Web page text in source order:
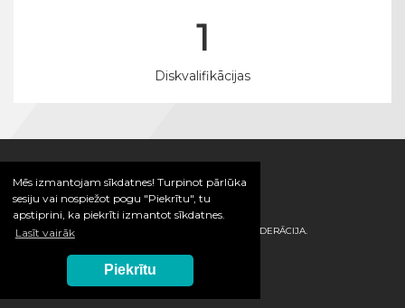
Mēs izmantojam sīkdatnes! Turpinot pārlūka
sesiju vai nospiežot pogu "Piekrītu", tu
apstiprini, ka piekrīti izmantot sīkdatnes.
Lasīt vairāk
Piekrītu
1
Diskvalifikācijas
© 2026 / LATVIJAS HANDBOLA FEDERĀCIJA.